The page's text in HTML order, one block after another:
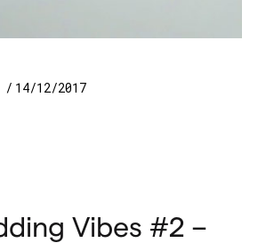
14/12/2017
Vibes #2 –